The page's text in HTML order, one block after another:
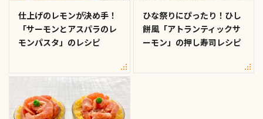
仕上げのレモンが決め手！
「サーモンとアスパラのレ
モンパスタ」のレシピ
ひな祭りにぴったり！ひし
餅風「アトランティックサ
ーモン」の押し寿司レシピ